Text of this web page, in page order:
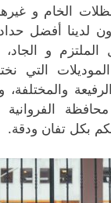
الخام و
لدينا أفضل
الملتزم و
التي
الفروانية
بكل تفان ودقة.